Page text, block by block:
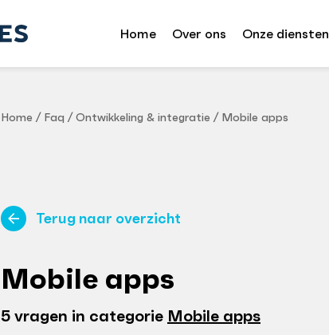
Home Over ons Onze diensten
Home / Faq /Ontwikkeling & integratie / Mobile apps
Terug naar overzicht
Mobile apps
5 vragen in categorie Mobile apps